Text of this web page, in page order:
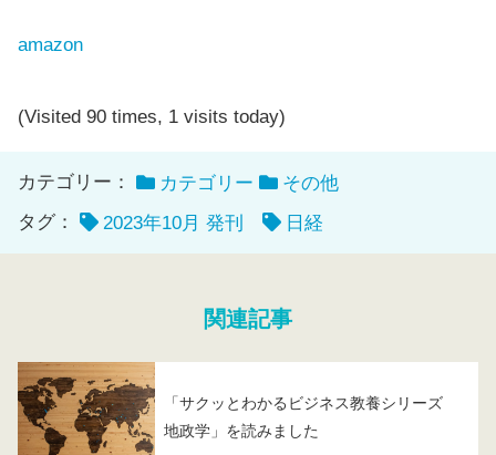
amazon
(Visited 90 times, 1 visits today)
カテゴリー： カテゴリー
その他
タグ：
2023年10月 発刊 日経
関連記事
「サクッとわかるビジネス教養シリーズ
地政学」を読みました